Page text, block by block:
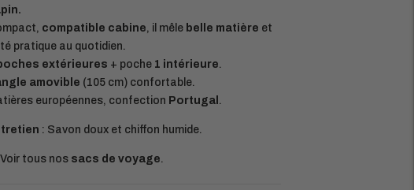
compatible cabine, il mêle belle matière et
pratique au quotidien.
extérieures + poche 1 intérieure.
amovible (105 cm) confortable.
européennes, confection Portugal .
: Savon doux et chiffon humide.
tous nos sacs de voyage.